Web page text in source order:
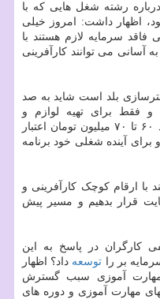
رشته شغل هایی که با
اظهار داشت: امروز خیلی
فاقد سرمایه لازم هستند با
آسانی می توانند کارآفرینی
بلد است شاید به صد
و فقط برای تهیه لوازم و
دستگاههای اولیه و برخی ابزار نیازمند ۶۰ تا ۷۰ میلیون تومان اعتبار
برای آینده شغلی خود برنامه
با ارقام کوچک کارآفرینی و
قرار بدهیم و مسیر پیش
کارگران در پاسخ به این
بر را توسعه داد؟ اظهار
مهارت آموزی سبب گسترش
مهارت آموزی و دوره های